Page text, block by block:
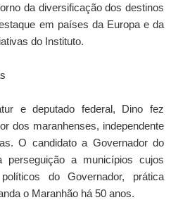
da diversificação dos destinos
em países da Europa e da
do Instituto.
e deputado federal, Dino fez
dos maranhenses, independente
O candidato a Governador do
perseguição a municípios cujos
do Governador, prática
o Maranhão há 50 anos.